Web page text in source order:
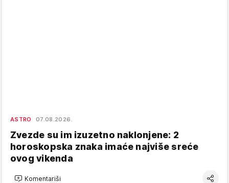
ASTRO 07.08.2026.
Zvezde su im izuzetno naklonjene: 2
horoskopska znaka imaće najviše sreće
ovog vikenda
Komentariši